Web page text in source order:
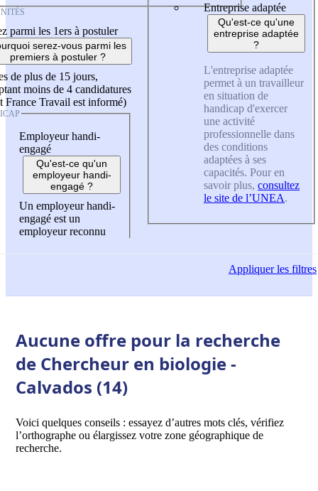
parmi les 1ers à postuler
serez-vous parmi les
premiers à postuler ?
de plus de 15 jours,
moins de 4 candidatures
France Travail est informé)
Employeur handi-
engagé
Qu'est-ce qu'un
employeur handi-
engagé ?
Un employeur handi-
engagé est un
employeur reconnu
Entreprise adaptée
Qu'est-ce qu'une
entreprise adaptée
?
L'entreprise adaptée
permet à un travailleur
en situation de
handicap d'exercer
une activité
professionnelle dans
des conditions
adaptées à ses
capacités. Pour en
savoir plus, consultez
le site de l’UNEA.
Appliquerles filtres
Aucune offre pour la recherche
de Chercheur en biologie -
Calvados (14)
Voici quelques conseils : essayez d’autres mots clés, vérifiez
l’orthographe ou élargissez votre zone géographique de
recherche.